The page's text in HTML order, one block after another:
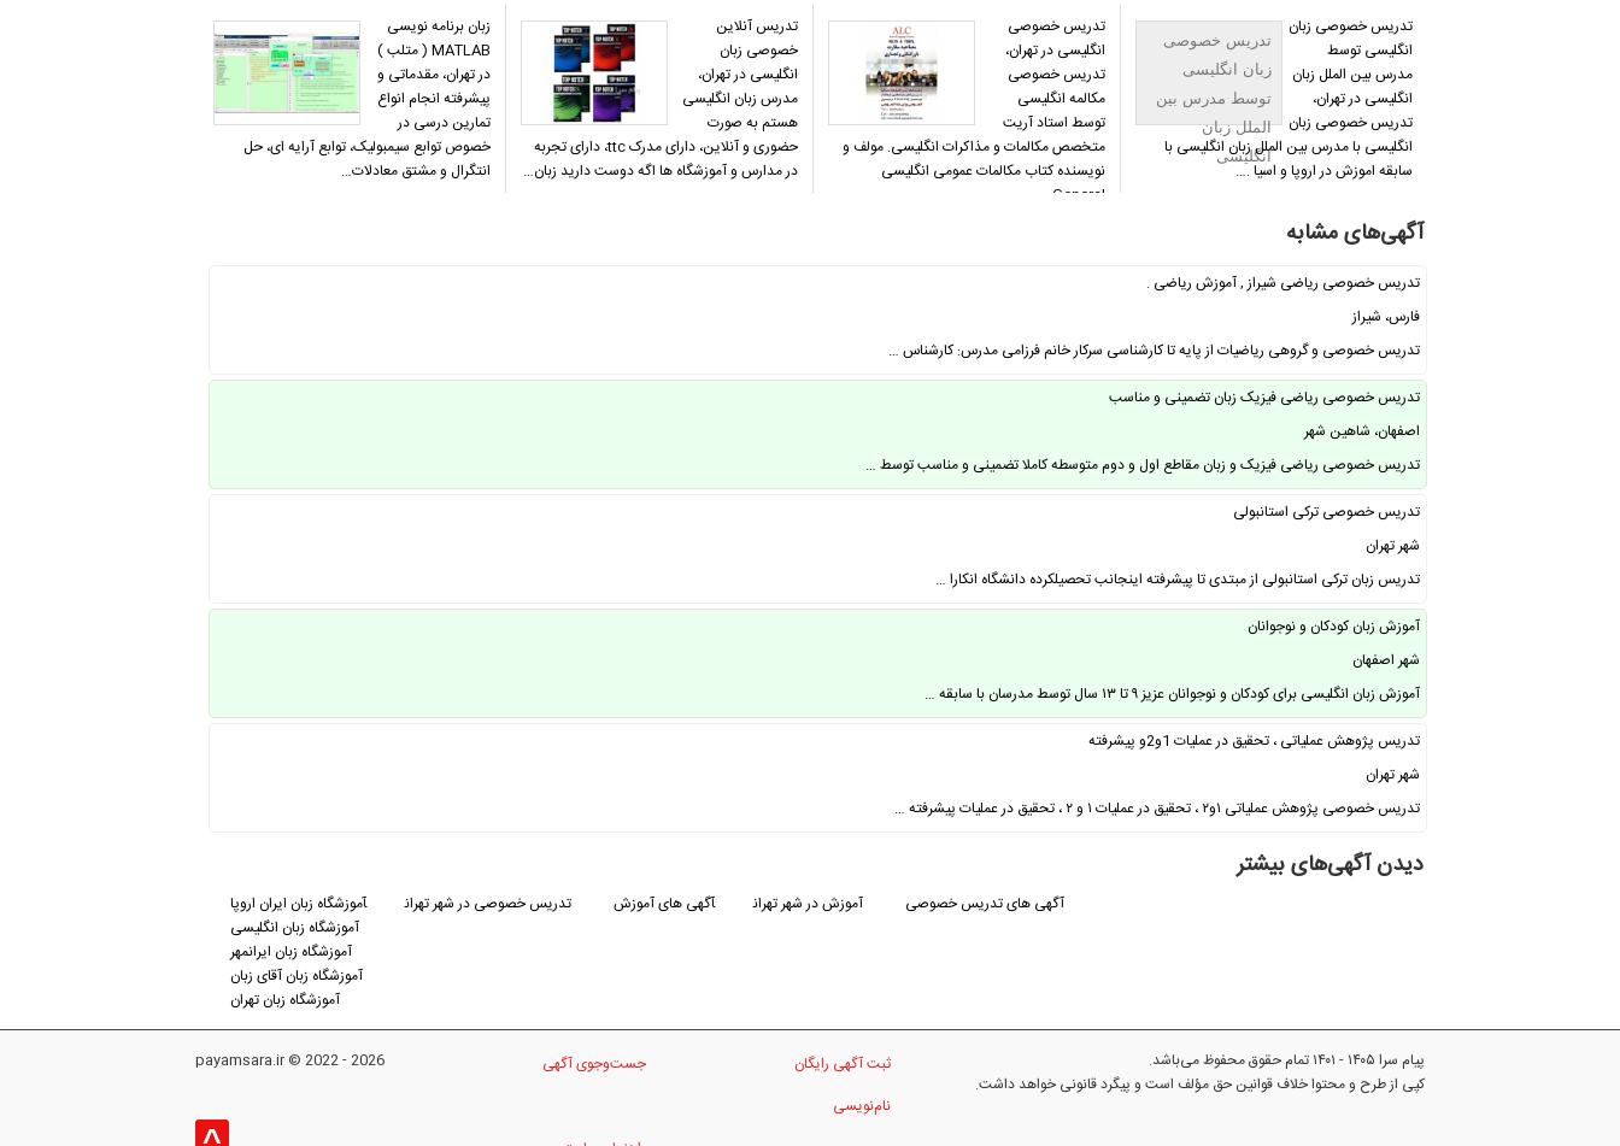
تدریس خصوصی
زبان انگلیسی
توسط مدرس بین
الملل زبان
انگلیسی
تدریس خصوصی زبان
انگلیسی توسط
مدرس بین الملل زبان
انگلیسی در تهران،
تدریس خصوصی زبان
انگلیسی با مدرس بین الملل زبان انگلیسی با
سابقه اموزش در اروپا و اسیا .…
تدریس خصوصی
انگلیسی در تهران،
تدریس خصوصی
مکالمه انگلیسی
توسط استاد آریت
متخصص مکالمات و مذاکرات انگلیسی. مولف و
نویسنده کتاب مکالمات عمومی انگلیسی
General…
تدریس آنلاین
خصوصی زبان
انگلیسی در تهران،
مدرس زبان انگلیسی
هستم به صورت
حضوری و آنلاین، دارای مدرک ttc، دارای تجربه
در مدارس و آموزشگاه ها اگه دوست دارید زبان…
زبان برنامه نویسی
MATLAB ( متلب )
در تهران، مقدماتی و
پیشرفته انجام انواع
تمارین درسی در
خصوص توابع سیمبولیک، توابع آرایه ای، حل
انتگرال و مشتق معادلات…
آگهی‌های مشابه
تدریس خصوصی ریاضی شیراز , آموزش ریاضی .
فارس، شیراز
تدریس خصوصی و گروهی ریاضیات از پایه تا کارشناسی سرکار خانم فرزامی مدرس: کارشناس …
تدریس خصوصی ریاضی فیزیک زبان تضمینی و مناسب
اصفهان، شاهین شهر
تدریس خصوصی ریاضی فیزیک و زبان مقاطع اول و دوم متوسطه کاملا تضمینی و مناسب توسط …
تدریس خصوصی ترکی استانبولی
شهر تهران
تدریس زبان ترکی استانبولی از مبتدی تا پیشرفته اینجانب تحصیلکرده دانشگاه انکارا …
آموزش زبان کودکان و نوجوانان
شهر اصفهان
آموزش زبان انگلیسی برای کودکان و نوجوانان عزیز ۹ تا ۱۳ سال توسط مدرسان با سابقه …
تدریس پژوهش عملیاتی ، تحقیق در عملیات 1و2و پیشرفته
شهر تهران
تدریس خصوصی پژوهش عملیاتی ۱و۲ ، تحقیق در عملیات ۱ و ۲ ، تحقیق در عملیات پیشرفته …
دیدن آگهی‌های بیشتر
آگهی های تدریس خصوصی آموزش در شهر تهران آگهی های آموزش تدریس خصوصی در شهر تهران
آموزشگاه زبان ایران اروپا
آموزشگاه زبان انگلیسی
آموزشگاه زبان ایرانمهر
آموزشگاه زبان آقای زبان
آموزشگاه زبان تهران
پیام سرا ۱۴۰۵ - ۱۴۰۱ تمام حقوق محفوظ می‌باشد.
کپی از طرح و محتوا خلاف قوانین حق مؤلف است و پیگرد قانونی خواهد داشت.
ثبت آگهی رایگان
نام‌نویسی
جست‌وجوی آگهی payamsara.ir © 2022 - 2026